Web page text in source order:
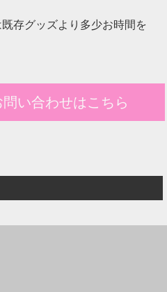
存グッズより多少お時間を
い合わせはこちら